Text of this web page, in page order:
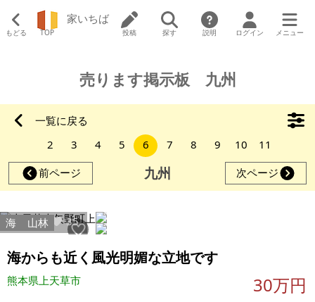
もどる TOP
家いちば
投稿 探す 説明 ログイン メニュー
売ります掲示板 九州
一覧に戻る
2
3 4 5 6 7 8 9 10
11
前ページ
九州 次ページ
8041 35
海 山林
海からも近く風光明媚な立地です
熊本県上天草市 30万円